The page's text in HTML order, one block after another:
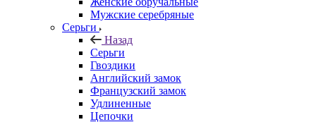
Мужские серебряные
Серьги
Назад
Серьги
Гвоздики
Английский замок
Французский замок
Удлиненные
Цепочки